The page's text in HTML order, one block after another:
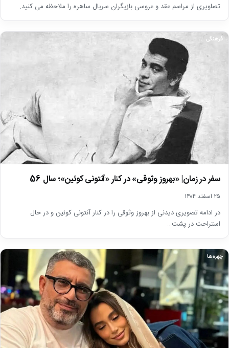
تصاویری از مراسم عقد و عروسی بازیگران سریال ساهره را ملاحظه می کنید.
فرهنگی
سفر در زمان| «بهروز وثوقی» در کنار «آنتونی کوئین»؛ سال 56
۲۵ اسفند ۱۴۰۴
در ادامه تصویری دیدنی از بهروز وثوقی را در کنار آنتونی کوئین و در حال
استراحت در پشت…
چهره‌ها